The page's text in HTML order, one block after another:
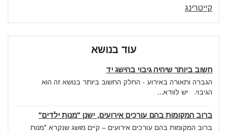
קייטרינג
עוד בנושא
חשוב ביותר שיהיה גיבוי בהישג יד
הגברה ותאורה באירוע - החלק החשוב ביותר בנושא זה הוא
הגיבוי. יש לוודא...
ברוב המקומות בהם עורכים אירועים, ישנן "מנות ילדים"
ברוב המקומות בהם עורכים אירועים – קיים מושג שנקרא "מנות